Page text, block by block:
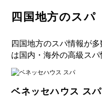
四国地方のスパ
四国地方のスパ情報が
は国内・海外の高級スパ
ベネッセハウス スパ